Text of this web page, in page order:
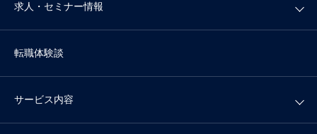
求人・セミナー情報
転職体験談
サービス内容